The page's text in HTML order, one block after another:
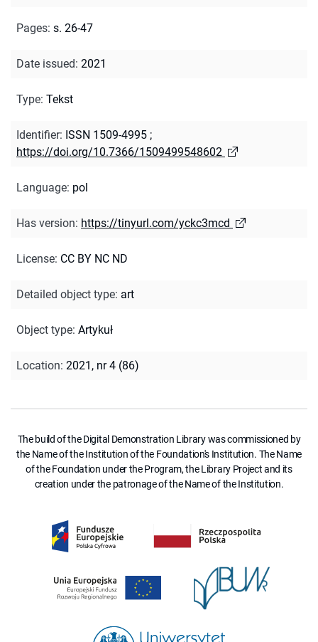
Pages: s. 26-47
Date issued: 2021
Type: Tekst
Identifier: ISSN 1509-4995 ;
https://doi.org/10.7366/1509499548602
Language: pol
Has version: https://tinyurl.com/yckc3mcd
License: CC BY NC ND
Detailed object type: art
Object type: Artykuł
Location: 2021, nr 4 (86)
The build of the Digital Demonstration Library was commissioned by
the Name of the Institution of the Foundation's Institution. The Name
of the Foundation under the Program, the Library Project and its
creation under the patronage of the Name of the Institution.